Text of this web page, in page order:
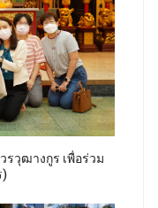
วุฒางกูร เพื่อร่วม